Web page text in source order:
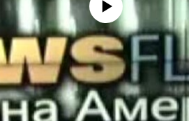
No media source currently